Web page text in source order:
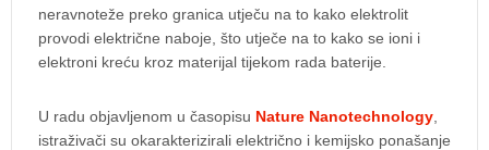
neravnoteže preko granica utječu na to kako elektrolit
provodi električne naboje, što utječe na to kako se ioni i
elektroni kreću kroz materijal tijekom rada baterije.
U radu objavljenom u časopisu Nature Nanotechnology
istraživači su okarakterizirali električno i kemijsko ponašanje